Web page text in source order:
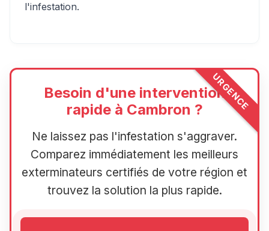
l'infestation.
URGENCE
Besoin d'une intervention
rapide à Cambron ?
Ne laissez pas l'infestation s'aggraver.
Comparez immédiatement les meilleurs
exterminateurs certifiés de votre région et
trouvez la solution la plus rapide.